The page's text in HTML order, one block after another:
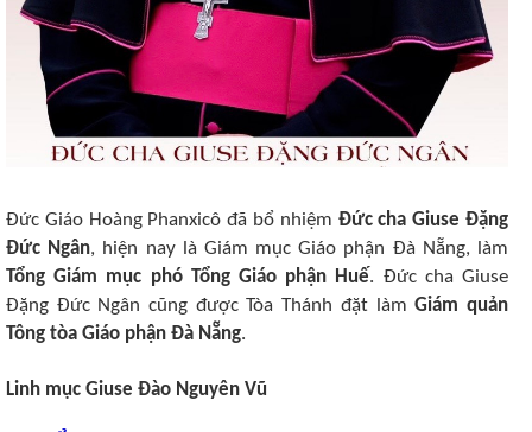
Đức Giáo Hoàng Phanxicô đã bổ nhiệm Đức cha Giuse Đặng
Đức Ngân, hiện nay là Giám mục Giáo phận Đà Nẵng, làm
Tổng Giám mục phó Tổng Giáo phận Huế. Đức cha Giuse
Đặng Đức Ngân cũng được Tòa Thánh đặt làmGiám quản
Tông tòa Giáo phận Đà Nẵng.
Linh mục Giuse Đào Nguyên Vũ